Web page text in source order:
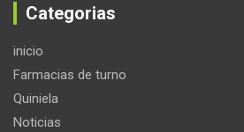
Categorias
inicio
Farmacias de turno
Quiniela
Noticias